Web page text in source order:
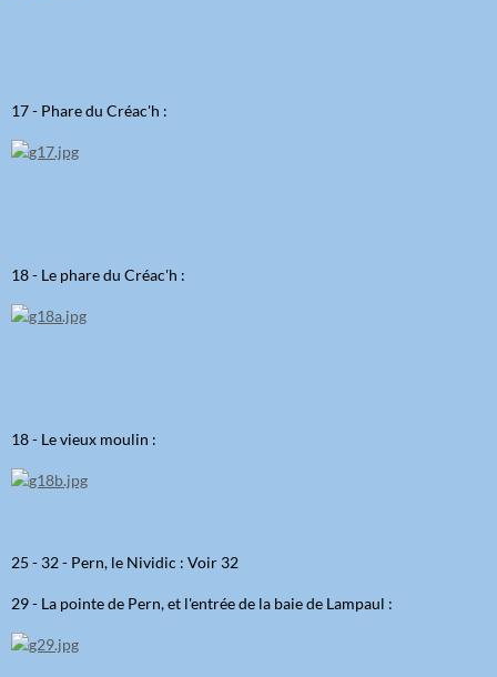
17 - Phare du Créac'h :
18 - Le phare du Créac'h :
18 - Le vieux moulin :
25 - 32 - Pern, le Nividic : Voir 32
29 - La pointe de Pern, et l'entrée de la baie de Lampaul :